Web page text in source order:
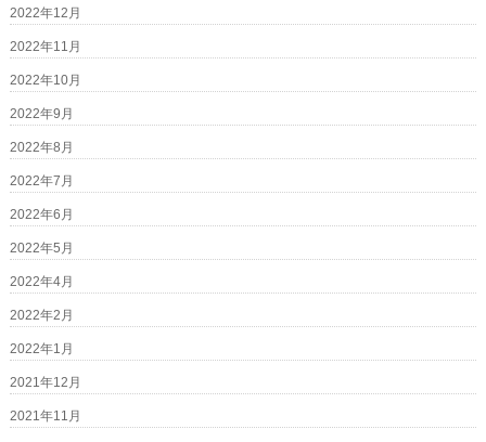
2022年12月
2022年11月
2022年10月
2022年9月
2022年8月
2022年7月
2022年6月
2022年5月
2022年4月
2022年2月
2022年1月
2021年12月
2021年11月